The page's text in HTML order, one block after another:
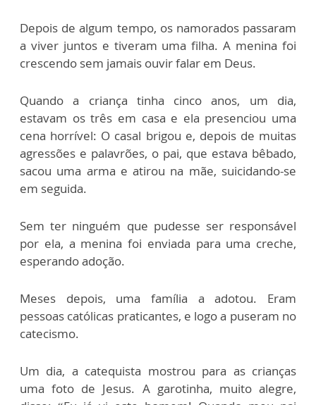
Depois de algum tempo, os namorados passaram
a viver juntos e tiveram uma filha. A menina foi
crescendo sem jamais ouvir falar em Deus.
Quando a criança tinha cinco anos, um dia,
estavam os três em casa e ela presenciou uma
cena horrível: O casal brigou e, depois de muitas
agressões e palavrões, o pai, que estava bêbado,
sacou uma arma e atirou na mãe, suicidando-se
em seguida.
Sem ter ninguém que pudesse ser responsável
por ela, a menina foi enviada para uma creche,
esperando adoção.
Meses depois, uma família a adotou. Eram
pessoas católicas praticantes, e logo a puseram no
catecismo.
Um dia, a catequista mostrou para as crianças
uma foto de Jesus. A garotinha, muito alegre,